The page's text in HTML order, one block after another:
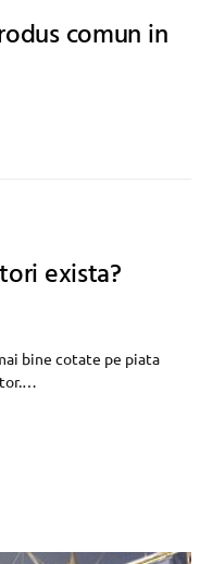
comun in
exista?
bine cotate pe piata